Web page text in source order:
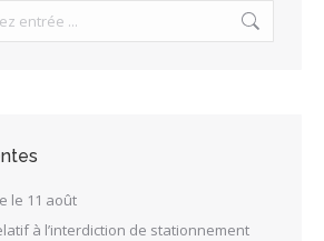
le 11 août
à l’interdiction de stationnement